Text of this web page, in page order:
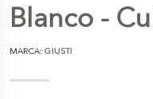
Blanco -
MARCA:GIUSTI